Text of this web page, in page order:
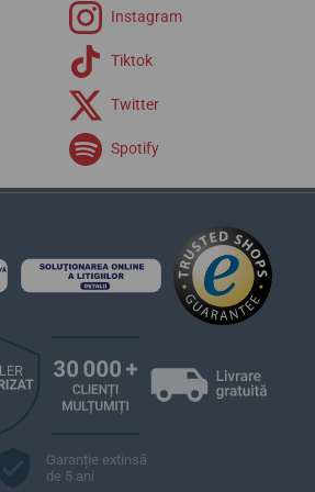
Instagram
Tiktok
Twitter
Spotify
Garanție extinsă
de 5 ani